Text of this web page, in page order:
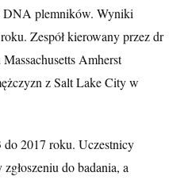
DNA plemników. Wyniki
Zespół kierowany przez dr
Amherst
z Salt Lake City w
do 2017 roku. Uczestnicy
do badania, a